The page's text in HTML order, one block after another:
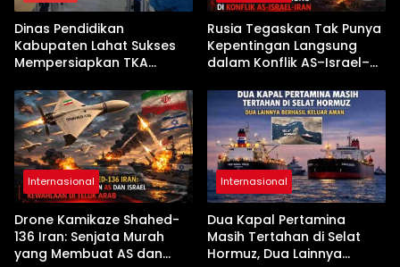
Dinas Pendidikan
Kabupaten Lahat Sukses
Mempersiapkan TKA
Pembekalan Latihan Soal
Tanpa Internet
Rusia Tegaskan Tak Punya
Kepentingan Langsung
dalam Konflik AS–Israel–
Internasional
Drone Kamikaze Shahed-
136 Iran: Senjata Murah
yang Membuat AS dan
Internasional
Dua Kapal Pertamina
Masih Tertahan di Selat
Hormuz, Dua Lainnya